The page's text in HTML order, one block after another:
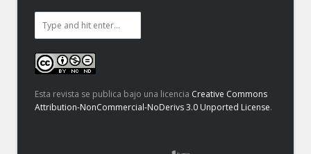
Esta revista se publica bajo una licencia Creative Commons
Attribution-NonCommercial-NoDerivs 3.0 Unported License.